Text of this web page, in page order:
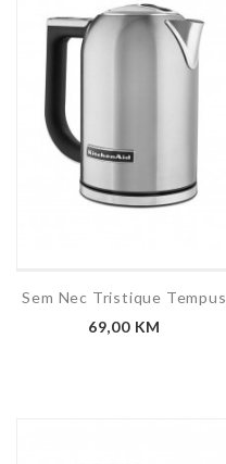
Sem Nec Tristique Tempus
69,00 KM